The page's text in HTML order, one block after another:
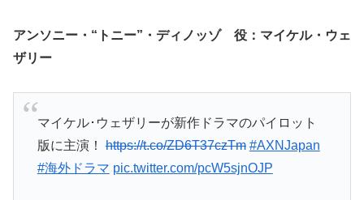
アンソニー・“トニー”・ディノッゾ 役：マイケル・ウェ
ザリー
マイケル･ウェザリーが新作ドラマのパイロット
版に主演！https://t.co/ZD6T37czTm #AXNJapan
#海外ドラマ pic.twitter.com/pcW5sjnOJP